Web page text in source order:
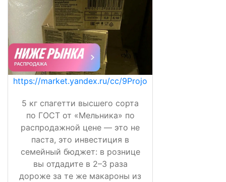
https://market.yandex.ru/cc/9Projo
5 кг спагетти высшего сорта
по ГОСТ от «Мельника» по
распродажной цене — это не
паста, это инвестиция в
семейный бюджет: в рознице
вы отдадите в 2–3 раза
дороже за те же макароны из